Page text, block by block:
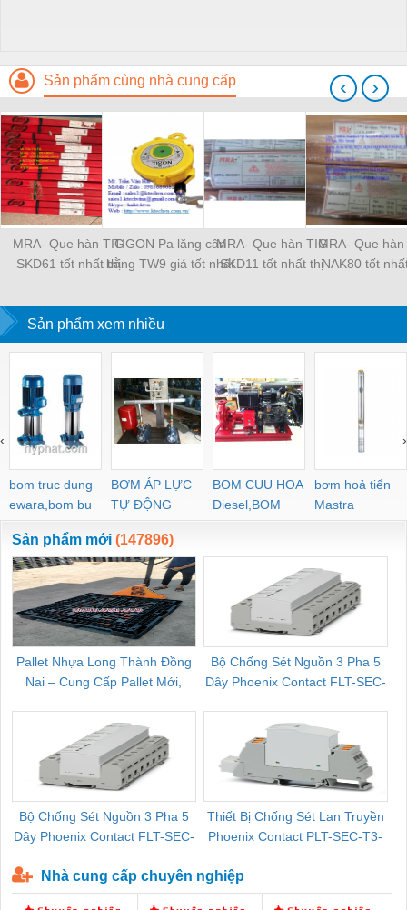
Sản phẩm cùng nhà cung cấp
MRA- Que hàn TIG
SKD61 tốt nhất thị
TIGON Pa lăng cân
bằng TW9 giá tốt nhất
MRA- Que hàn TIG
SKD11 tốt nhất thị
MRA- Que hàn
NAK80 tốt
‹ ›
Sản phẩm xem nhiều
bom truc dung
ewara,bom bu
ewara
BƠM ÁP LỰC
TỰ ĐỘNG
BOM CUU HOA
Diesel,BOM
CHUA CHAY
bơm hoả tiển
Mastra
‹ ›
Sản phẩm mới (147896)
Pallet Nhựa Long Thành Đồng
Nai – Cung Cấp Pallet Mới,
Bộ Chống Sét Nguồn 3 Pha 5
Dây Phoenix Contact FLT-SEC-
Bộ Chống Sét Nguồn 3 Pha 5
Dây Phoenix Contact FLT-SEC-
Thiết Bị Chống Sét Lan Truyền
Phoenix Contact PLT-SEC-T3-
Nhà cung cấp chuyên nghiệp